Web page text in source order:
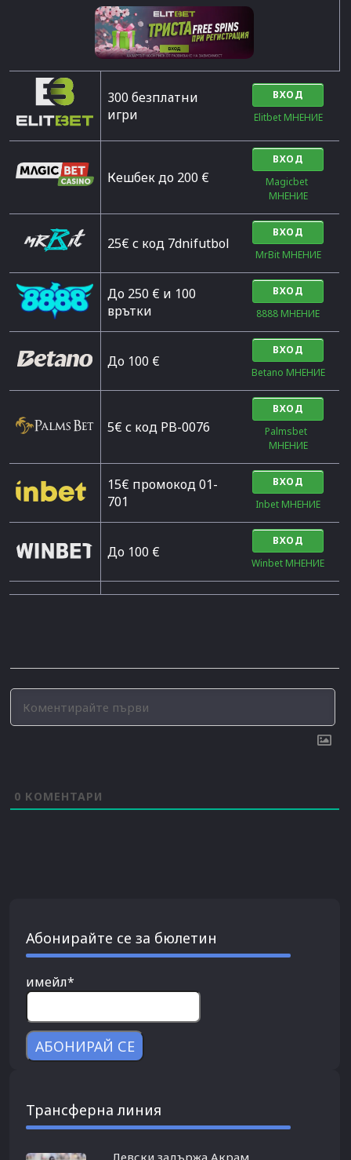
300 безплатни
игри
ВХОД
Elitbet МНЕНИЕ
Кешбек до 200 €
ВХОД
Magicbet
МНЕНИЕ
25€ с код 7dnifutbol
ВХОД
MrBit МНЕНИЕ
До 250 € и 100
врътки
ВХОД
8888 МНЕНИЕ
Дo 100 €
ВХОД
Betano МНЕНИЕ
5€ с код PB-0076
ВХОД
Palmsbet
МНЕНИЕ
15€ промокод 01-
701
ВХОД
Inbet МНЕНИЕ
До 100 €
ВХОД
Winbet МНЕНИЕ
0 КОМЕНТАРИ
Абонирайте се за бюлетин
имейл*
Трансферна линия
Левски задържа Акрам